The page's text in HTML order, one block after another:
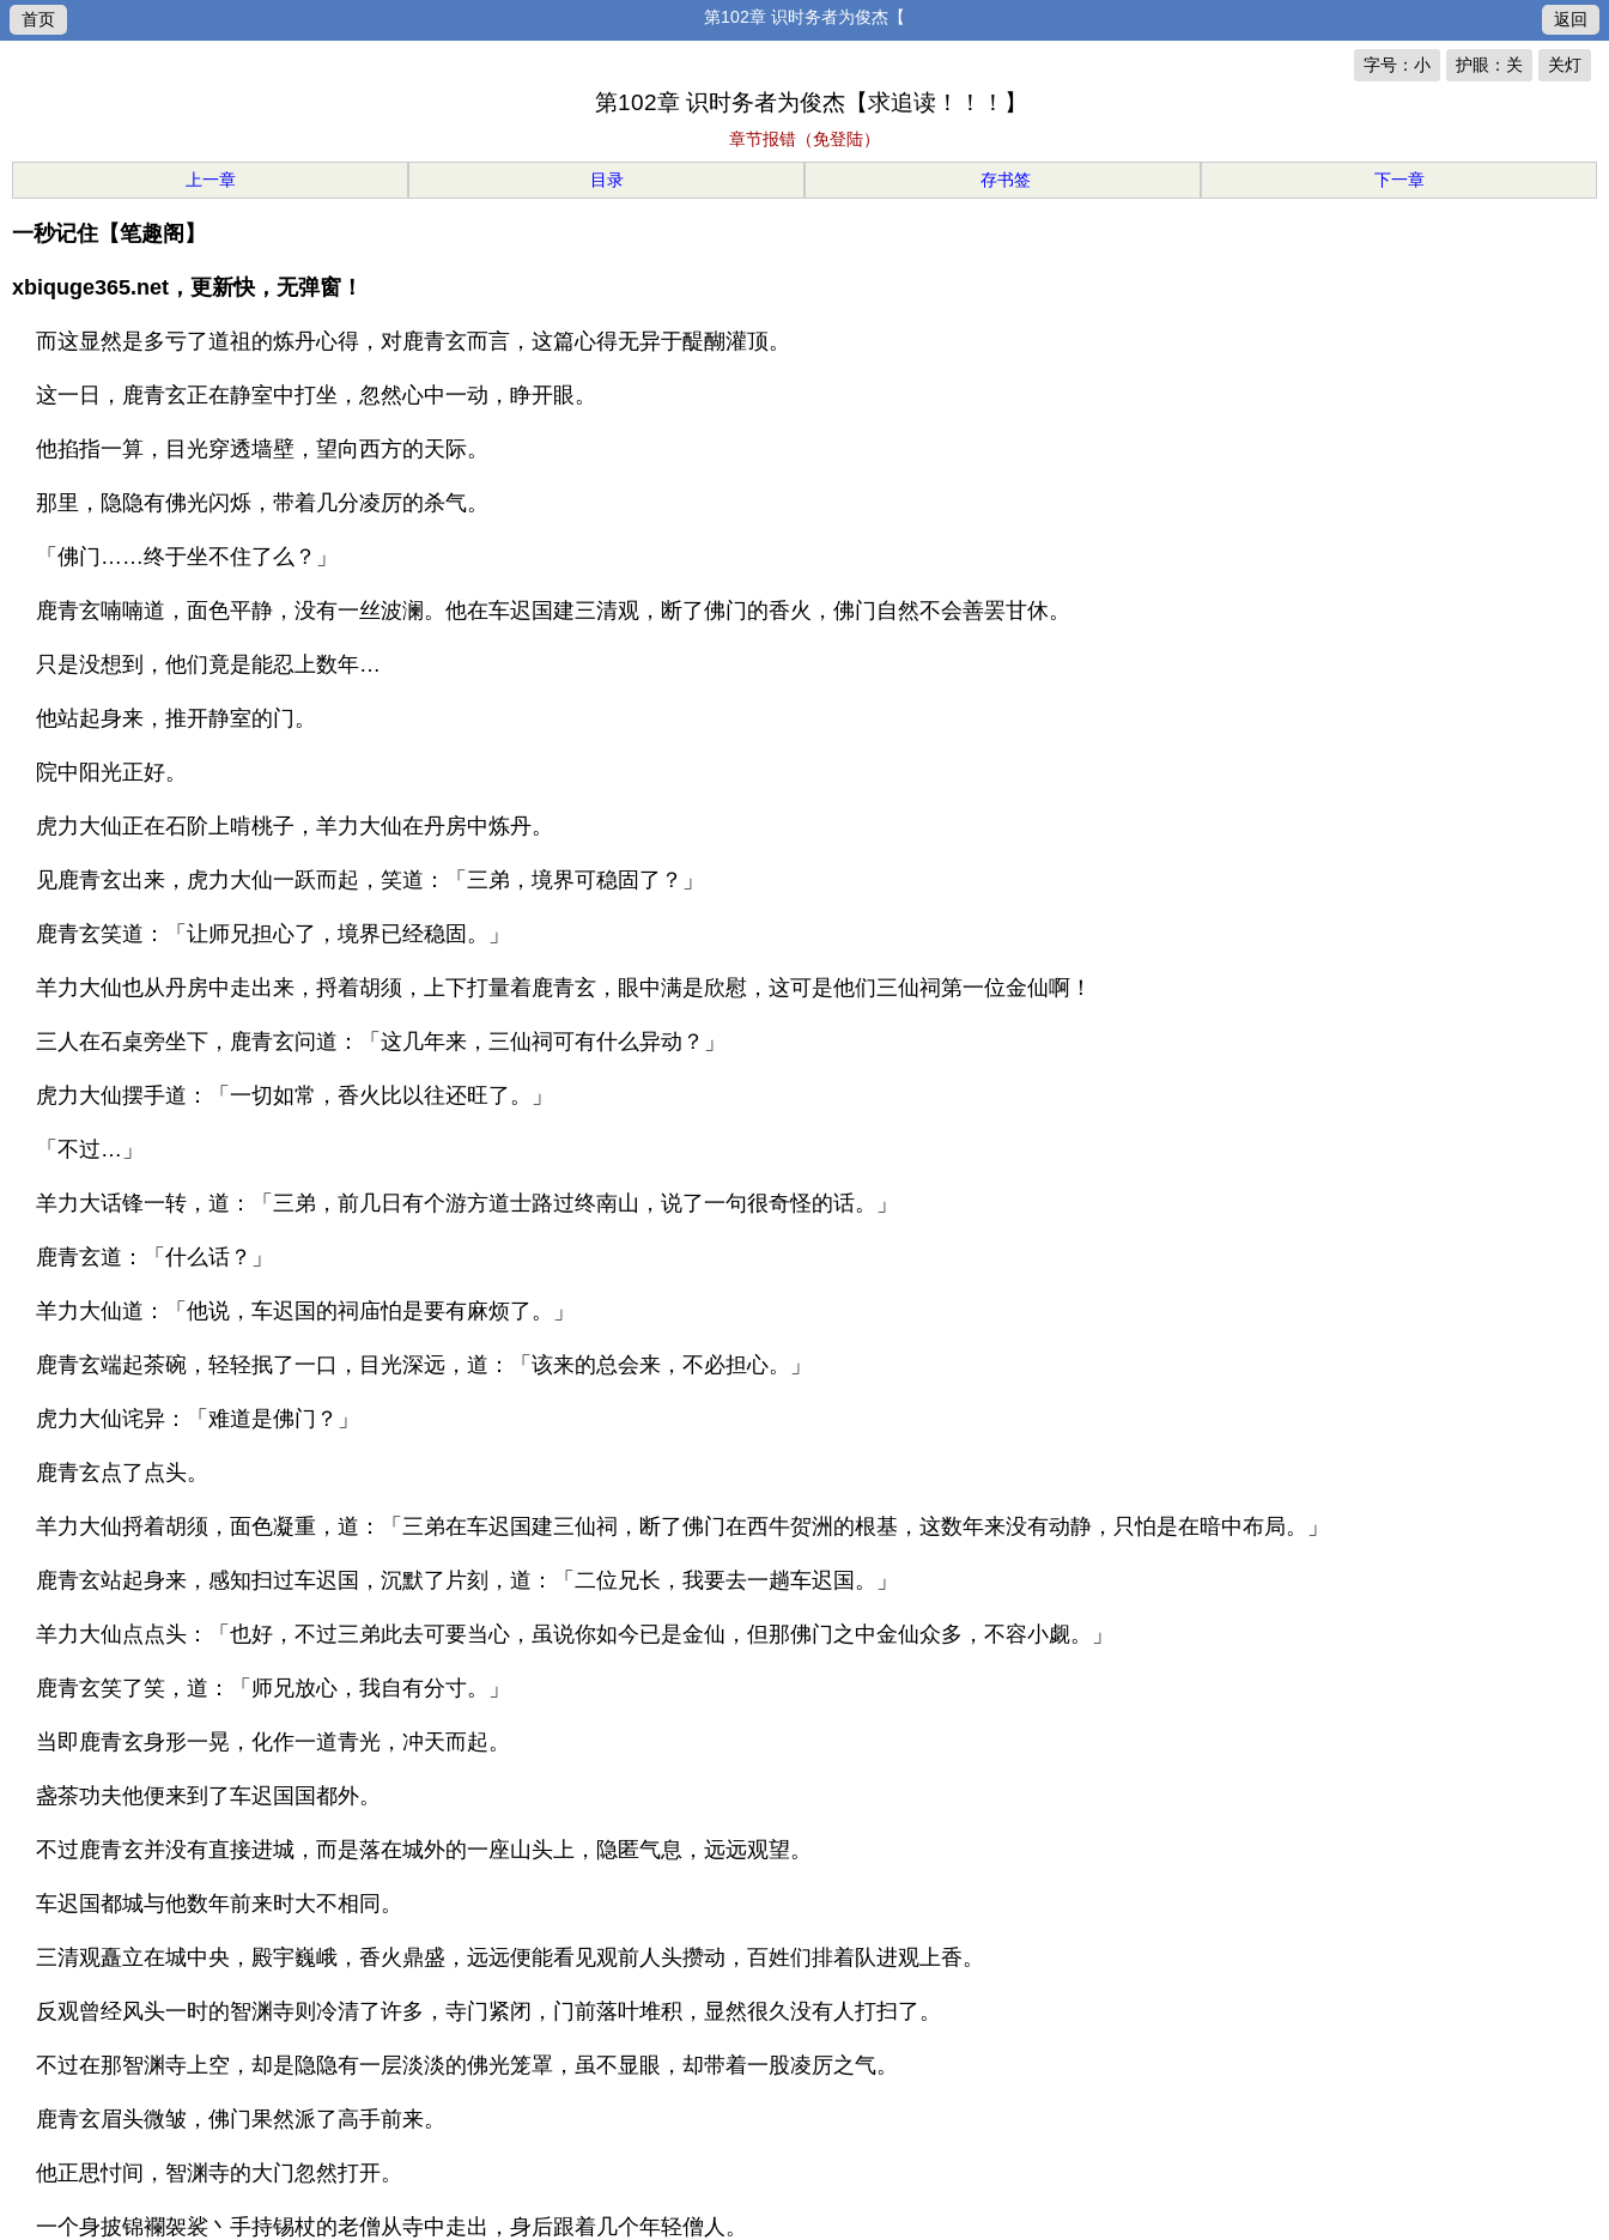
首页 第102章 识时务者为俊杰【 返回
关灯
护眼：关
字号：小
第102章 识时务者为俊杰【求追读！！！】
章节报错（免登陆）
上一章 目录 存书签 下一章
一秒记住【笔趣阁】
xbiquge365.net，更新快，无弹窗！
而这显然是多亏了道祖的炼丹心得，对鹿青玄而言，这篇心得无异于醍醐灌顶。
这一日，鹿青玄正在静室中打坐，忽然心中一动，睁开眼。
他掐指一算，目光穿透墙壁，望向西方的天际。
那里，隐隐有佛光闪烁，带着几分凌厉的杀气。
「佛门……终于坐不住了么？」
鹿青玄喃喃道，面色平静，没有一丝波澜。他在车迟国建三清观，断了佛门的香火，佛门自然不会善罢甘休。
只是没想到，他们竟是能忍上数年…
他站起身来，推开静室的门。
院中阳光正好。
虎力大仙正在石阶上啃桃子，羊力大仙在丹房中炼丹。
见鹿青玄出来，虎力大仙一跃而起，笑道：「三弟，境界可稳固了？」
鹿青玄笑道：「让师兄担心了，境界已经稳固。」
羊力大仙也从丹房中走出来，捋着胡须，上下打量着鹿青玄，眼中满是欣慰，这可是他们三仙祠第一位金仙啊！
三人在石桌旁坐下，鹿青玄问道：「这几年来，三仙祠可有什么异动？」
虎力大仙摆手道：「一切如常，香火比以往还旺了。」
「不过…」
羊力大话锋一转，道：「三弟，前几日有个游方道士路过终南山，说了一句很奇怪的话。」
鹿青玄道：「什么话？」
羊力大仙道：「他说，车迟国的祠庙怕是要有麻烦了。」
鹿青玄端起茶碗，轻轻抿了一口，目光深远，道：「该来的总会来，不必担心。」
虎力大仙诧异：「难道是佛门？」
鹿青玄点了点头。
羊力大仙捋着胡须，面色凝重，道：「三弟在车迟国建三仙祠，断了佛门在西牛贺洲的根基，这数年来没有动静，只怕是在暗中布局。」
鹿青玄站起身来，感知扫过车迟国，沉默了片刻，道：「二位兄长，我要去一趟车迟国。」
羊力大仙点点头：「也好，不过三弟此去可要当心，虽说你如今已是金仙，但那佛门之中金仙众多，不容小觑。」
鹿青玄笑了笑，道：「师兄放心，我自有分寸。」
当即鹿青玄身形一晃，化作一道青光，冲天而起。
盏茶功夫他便来到了车迟国国都外。
不过鹿青玄并没有直接进城，而是落在城外的一座山头上，隐匿气息，远远观望。
车迟国都城与他数年前来时大不相同。
三清观矗立在城中央，殿宇巍峨，香火鼎盛，远远便能看见观前人头攒动，百姓们排着队进观上香。
反观曾经风头一时的智渊寺则冷清了许多，寺门紧闭，门前落叶堆积，显然很久没有人打扫了。
不过在那智渊寺上空，却是隐隐有一层淡淡的佛光笼罩，虽不显眼，却带着一股凌厉之气。
鹿青玄眉头微皱，佛门果然派了高手前来。
他正思忖间，智渊寺的大门忽然打开。
一个身披锦襴袈裟丶手持锡杖的老僧从寺中走出，身后跟着几个年轻僧人。